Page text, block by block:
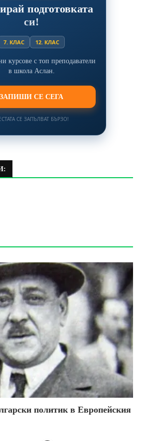
подготовката
си!
7. КЛАС 12. КЛАС
курсове с топ преподаватели
в школа Аслан.
ЗАПИШИ СЕ СЕГА
СЕ ЗАПЪЛВАТ БЪРЗО!
политик в Европейския